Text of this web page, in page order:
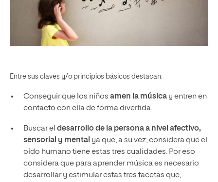
Entre sus claves y/o principios básicos destacan:
Conseguir que los niños amen la músicay entren en
contacto con ella de forma divertida.
Buscar el desarrollo de la persona a nivel afectivo,
sensorial y mental ya que, a su vez, considera que el
oído humano tiene estas tres cualidades. Por eso
considera que para aprender música es necesario
desarrollar y estimular estas tres facetas que,